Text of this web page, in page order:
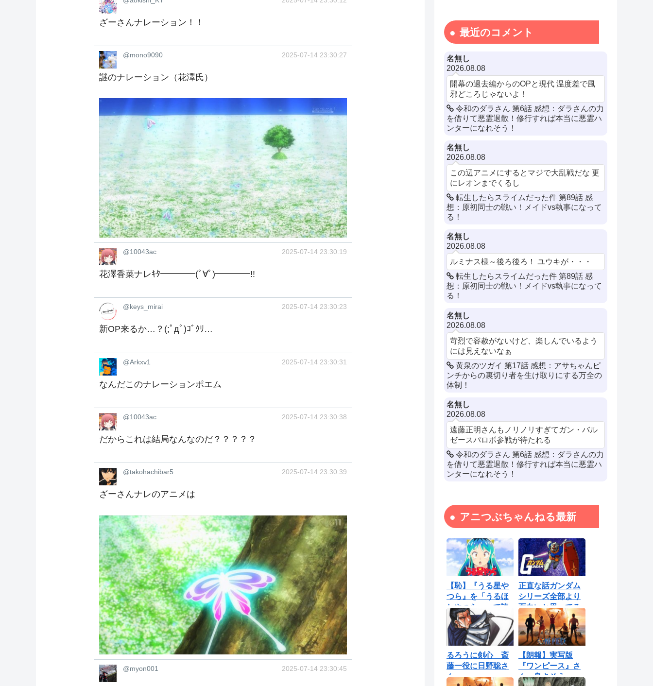
ざーさんナレーション！！
@mono9090 2025-07-14 23:30:27
謎のナレーション（花澤氏）
@10043ac 2025-07-14 23:30:19
花澤香菜ナレｷﾀ━━━━(ﾟ∀ﾟ)━━━━!!
@keys_mirai 2025-07-14 23:30:23
新OP来るか…？(;ﾟдﾟ)ｺﾞｸﾘ…
@Arkxv1 2025-07-14 23:30:31
なんだこのナレーションポエム
@10043ac 2025-07-14 23:30:38
だからこれは結局なんなのだ？？？？？
@takohachibar5 2025-07-14 23:30:39
ざーさんナレのアニメは
@myon001 2025-07-14 23:30:45
最近のコメント
名無し
2026.08.08
開幕の過去編からのOPと現代 温度差で風
邪どころじゃないよ！
令和のダラさん 第6話 感想：ダラさんの力
を借りて悪霊退散！修行すれば本当に悪霊ハ
ンターになれそう！
名無し
2026.08.08
この辺アニメにするとマジで大乱戦だな 更
にレオンまでくるし
転生したらスライムだった件 第89話 感
想：原初同士の戦い！メイドvs執事になって
る！
名無し
2026.08.08
ルミナス様～後ろ後ろ！ ユウキが・・・
転生したらスライムだった件 第89話 感
想：原初同士の戦い！メイドvs執事になって
る！
名無し
2026.08.08
苛烈で容赦がないけど、楽しんでいるよう
には見えないなぁ
黄泉のツガイ 第17話 感想：アサちゃんピ
ンチからの裏切り者を生け取りにする万全の
体制！
名無し
2026.08.08
遠藤正明さんもノリノリすぎてガン・バル
ゼースパロボ参戦が待たれる
令和のダラさん 第6話 感想：ダラさんの力
を借りて悪霊退散！修行すれば本当に悪霊ハ
ンターになれそう！
アニつぶちゃんねる最新
【恥】『うる星や
つら』を「うるほ
しやつら」って読
んでたわ…勘...
正直な話ガンダム
シリーズ全部より
面白いと思ってる
ロボットアニ...
るろうに剣心 斎
藤一役に日野聡さ
ん
【朗報】実写版
『ワンピース』さ
ん、良さそう